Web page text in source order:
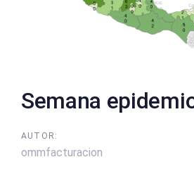
Semana
AUTOR:
ommfacturacion